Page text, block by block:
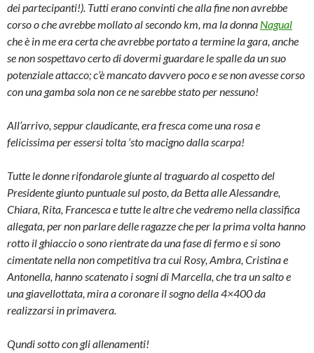
dei partecipanti!). Tutti erano convinti che alla fine non avrebbe
corso o che avrebbe mollato al secondo km, ma la donna Nagual
che è in me era certa che avrebbe portato a termine la gara, anche
se non sospettavo certo di dovermi guardare le spalle da un suo
potenziale attacco; c’è mancato davvero poco e se non avesse corso
con una gamba sola non ce ne sarebbe stato per nessuno!
All’arrivo, seppur claudicante, era fresca come una rosa e
felicissima per essersi tolta ‘sto macigno dalla scarpa!
Tutte le donne rifondarole giunte al traguardo al cospetto del
Presidente giunto puntuale sul posto, da Betta alle Alessandre,
Chiara, Rita, Francesca e tutte le altre che vedremo nella classifica
allegata, per non parlare delle ragazze che per la prima volta hanno
rotto il ghiaccio o sono rientrate da una fase di fermo e si sono
cimentate nella non competitiva tra cui Rosy, Ambra, Cristina e
Antonella, hanno scatenato i sogni di Marcella, che tra un salto e
una giavellottata, mira a coronare il sogno della 4×400 da
realizzarsi in primavera.
Qundi sotto con gli allenamenti!